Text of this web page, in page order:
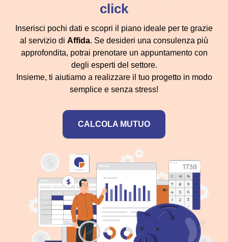
Inserisci pochi dati e scopri il piano ideale per te grazie
al servizio di Affida. Se desideri una consulenza più
approfondita, potrai prenotare un appuntamento con
degli esperti del settore.
Insieme, ti aiutiamo a realizzare il tuo progetto in modo
semplice e senza stress!
CALCOLA MUTUO
click